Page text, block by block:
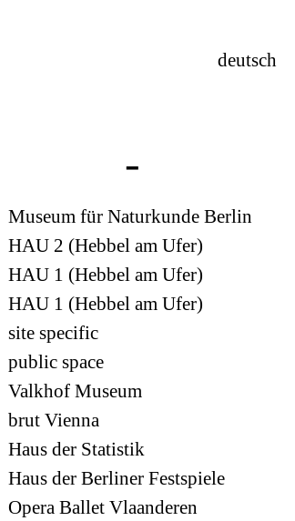
deutsch
Museum für Naturkunde Berlin
HAU 2 (Hebbel am Ufer)
HAU 1 (Hebbel am Ufer)
HAU 1 (Hebbel am Ufer)
site specific
public space
Valkhof Museum
brut Vienna
Haus der Statistik
Haus der Berliner Festspiele
Opera Ballet Vlaanderen